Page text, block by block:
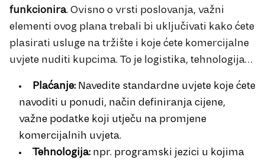
funkcionira. Ovisno o vrsti poslovanja, važni
elementi ovog plana trebali bi uključivati kako ćete
plasirati usluge na tržište i koje ćete komercijalne
uvjete nuditi kupcima. To je logistika, tehnologija…
Plaćanje: Navedite standardne uvjete koje ćete
navoditi u ponudi, način definiranja cijene,
važne podatke koji utječu na promjene
komercijalnih uvjeta.
Tehnologija: npr. programski jezici u kojima